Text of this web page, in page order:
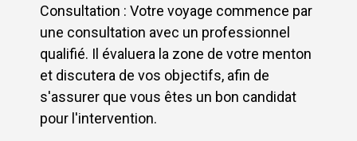
Consultation : Votre voyage commence par
une consultation avec un professionnel
qualifié. Il évaluera la zone de votre menton
et discutera de vos objectifs, afin de
s'assurer que vous êtes un bon candidat
pour l'intervention.